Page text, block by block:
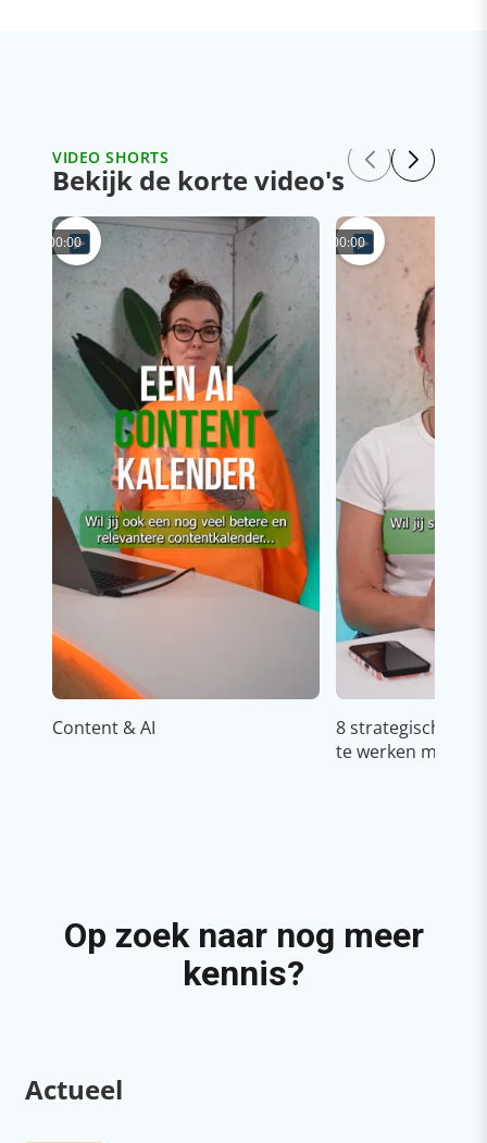
VIDEO SHORTS
Bekijk de korte video's
00:00
Content & AI
00:00
8 strategische
te werken met
Op zoek naar nog meer
kennis?
Actueel